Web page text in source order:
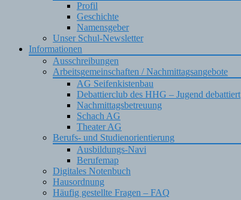
Profil
Geschichte
Namensgeber
Unser Schul-Newsletter
Informationen
Ausschreibungen
Arbeitsgemeinschaften / Nachmittagsangebote
AG Seifenkistenbau
Debattierclub des HHG – Jugend debattiert
Nachmittagsbetreuung
Schach AG
Theater AG
Berufs- und Studienorientierung
Ausbildungs-Navi
Berufemap
Digitales Notenbuch
Hausordnung
Häufig gestellte Fragen – FAQ